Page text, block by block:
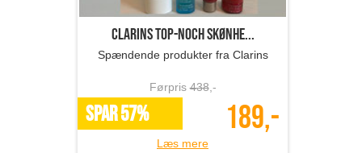
Clarins top-noch skønhe...
Spændende produkter fra Clarins
Førpris438,-
SPAR 57% 189,-
Læs mere